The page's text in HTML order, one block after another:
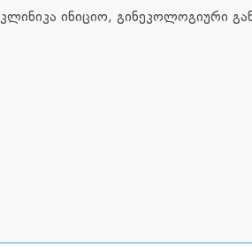
კლინიკა ინიციო, გინეკოლოგიური